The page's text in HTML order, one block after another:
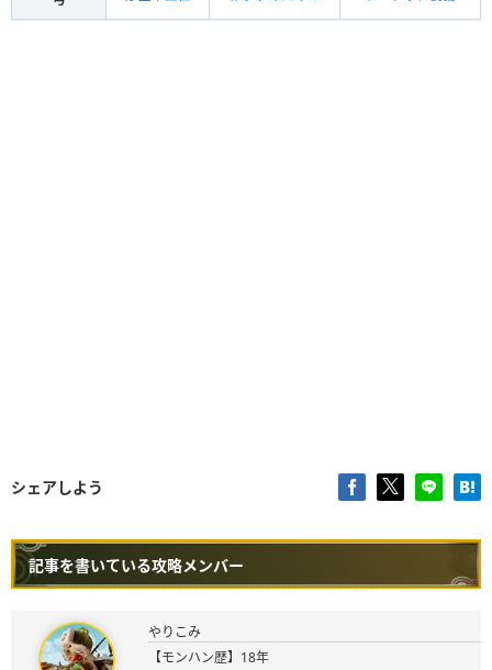
シェアしよう
記事を書いている攻略メンバー
やりこみ
【モンハン歴】18年